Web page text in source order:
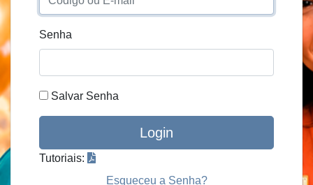
Senha
Salvar Senha
Login
Tutoriais:
Esqueceu a Senha?